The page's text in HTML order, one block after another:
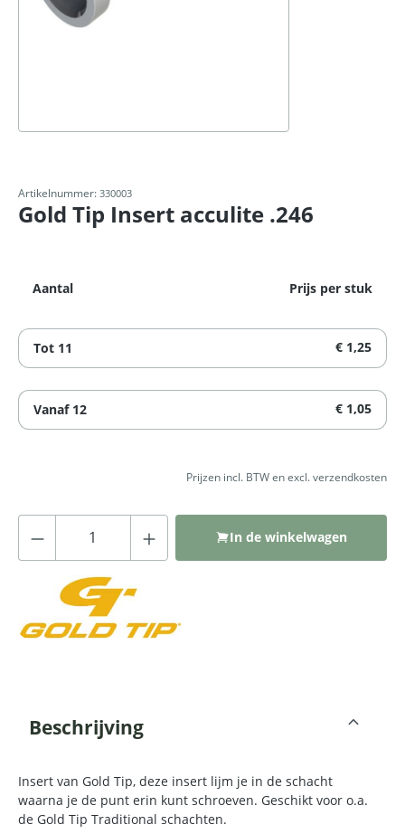
Artikelnummer: 330003
Gold Tip Insert acculite .246
Aantal Prijs per stuk
Tot 11 € 1,25
Vanaf 12 € 1,05
Prijzen incl. BTW en excl. verzendkosten
Producthoeveelheid: Voer de
In de winkelwagen
Beschrijving
Insert van Gold Tip, deze insert lijm je in de schacht
waarna je de punt erin kunt schroeven. Geschikt voor o.a.
de Gold Tip Traditional schachten.